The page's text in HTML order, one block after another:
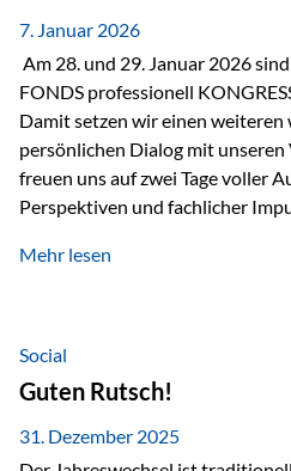
7. Januar 2026
Am 28. und 29. Januar 2026
FONDS professionell
Damit setzen wir einen
persönlichen Dialog mit
freuen uns auf zwei Tage voller
Perspektiven und fachlicher
Branchentreffen für Finanz- und
Vermögensstrukturierung und
gemeinsam zu diskutieren.
beiden Kongresstagen stehen
Fichtenbauer, Dirk…
Mehr lesen
Social
Guten Rutsch!
31. Dezember 2025